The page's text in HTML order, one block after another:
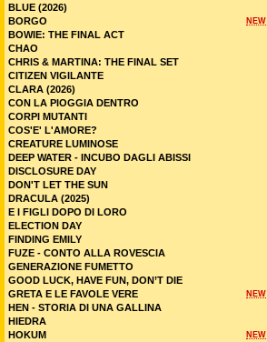
BLUE (2026)
NEW
BORGO
BOWIE: THE FINAL ACT
CHAO
CHRIS & MARTINA: THE FINAL SET
CITIZEN VIGILANTE
CLARA (2026)
CON LA PIOGGIA DENTRO
CORPI MUTANTI
COS'E' L'AMORE?
CREATURE LUMINOSE
DEEP WATER - INCUBO DAGLI ABISSI
DISCLOSURE DAY
DON'T LET THE SUN
DRACULA (2025)
E I FIGLI DOPO DI LORO
ELECTION DAY
FINDING EMILY
FUZE - CONTO ALLA ROVESCIA
GENERAZIONE FUMETTO
GOOD LUCK, HAVE FUN, DON’T DIE
NEW
GRETA E LE FAVOLE VERE
HEN - STORIA DI UNA GALLINA
HIEDRA
NEW
HOKUM